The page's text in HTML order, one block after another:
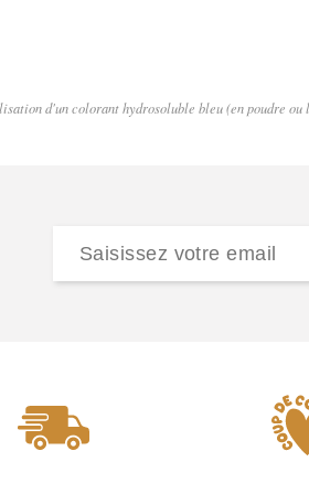
d'un colorant hydrosoluble bleu (en poudre ou